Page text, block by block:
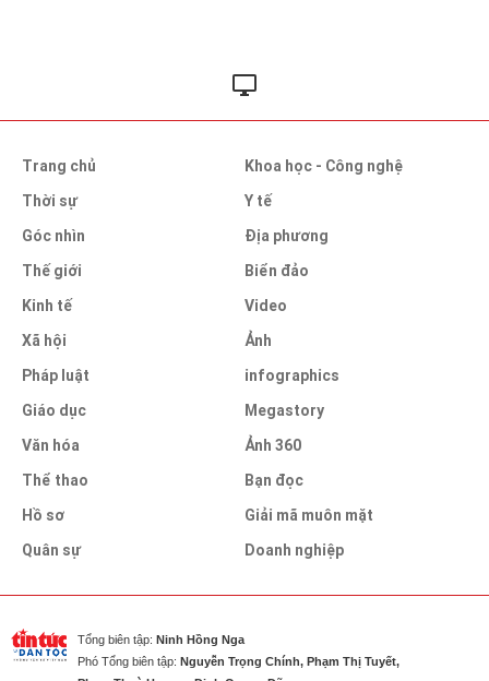
Trang chủ
Thời sự
Góc nhìn
Thế giới
Kinh tế
Xã hội
Pháp luật
Giáo dục
Văn hóa
Thể thao
Hồ sơ
Quân sự
Khoa học - Công nghệ
Y tế
Địa phương
Biển đảo
Video
Ảnh
infographics
Megastory
Ảnh 360
Bạn đọc
Giải mã muôn mặt
Doanh nghiệp
Tổng biên tập: Ninh Hồng Nga
Phó Tổng biên tập: Nguyễn Trọng Chính, Phạm Thị Tuyết,